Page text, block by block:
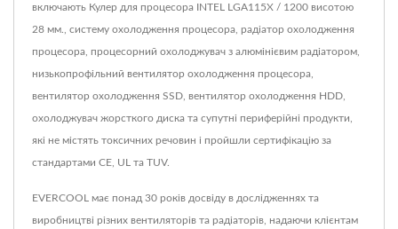
включають Кулер для процесора INTEL LGA115X / 1200 висотою
28 мм., систему охолодження процесора, радіатор охолодження
процесора, процесорний охолоджувач з алюмінієвим радіатором,
низькопрофільний вентилятор охолодження процесора,
вентилятор охолодження SSD, вентилятор охолодження HDD,
охолоджувач жорсткого диска та супутні периферійні продукти,
які не містять токсичних речовин і пройшли сертифікацію за
стандартами CE, UL та TUV.
EVERCOOL має понад 30 років досвіду в дослідженнях та
виробництві різних вентиляторів та радіаторів, надаючи клієнтам